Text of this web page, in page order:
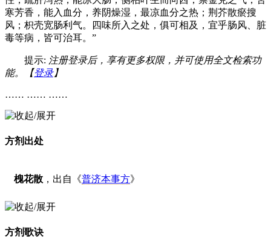
寒芳香，能入血分，养阴燥湿，最凉血分之热；荆芥散瘀搜
风；枳壳宽肠利气。四味所入之处，俱可相及，宜乎肠风、脏
毒等病，皆可治耳。”
提示: 注册登录后，享有更多权限，并可使用全文检索功
能。【登录】
…… …… ……
方剂出处
槐花散 ，出自《普济本事方》
方剂歌诀